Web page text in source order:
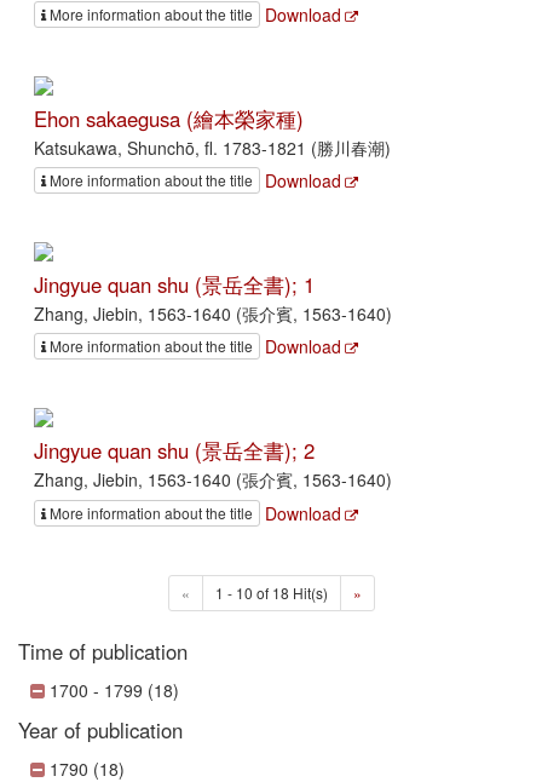
More information about the title Download
Ehon sakaegusa (繪本榮家種)
Katsukawa, Shunchō, fl. 1783-1821 (勝川春潮)
More information about the title Download
Jingyue quan shu (景岳全書); 1
Zhang, Jiebin, 1563-1640 (張介賓, 1563-1640)
More information about the title Download
Jingyue quan shu (景岳全書); 2
Zhang, Jiebin, 1563-1640 (張介賓, 1563-1640)
More information about the title Download
« 1 - 10 of 18 Hit(s) »
Time of publication
1700 - 1799 (18)
Year of publication
1790 (18)